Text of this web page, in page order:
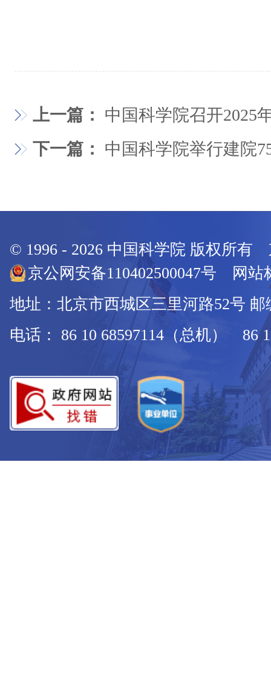
上一篇： 中国科学院召开2025
下一篇： 中国科学院举行建院
© 1996 - 2026 中国科学院 版权所有
京公网安备110402500047号 网站
地址：北京市西城区三里河路52号 邮
电话： 86 10 68597114（总机） 86